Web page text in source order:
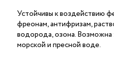
Устойчивы к воздействию
фреонам, антифризам,
водорода, озона. Возможна
морской и пресной воде.